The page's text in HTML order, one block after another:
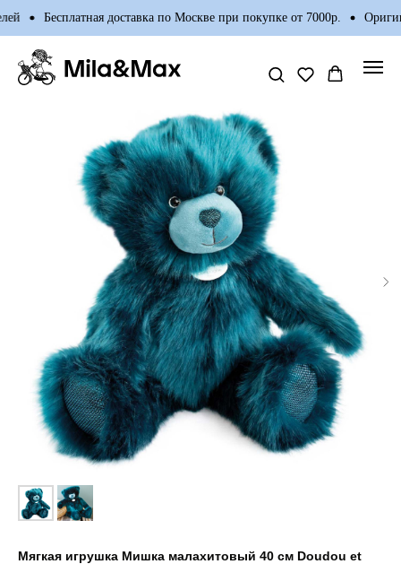
Бесплатная доставка по Москве при покупке от 7000р.
Мягкая игрушка Мишка малахитовый 40 см Doudou et